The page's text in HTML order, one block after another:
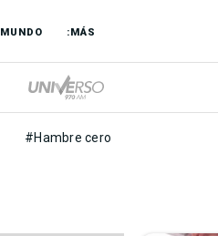
MUNDO :MÁS
#Hambre cero